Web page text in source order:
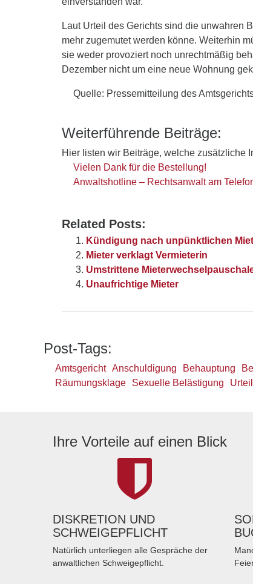
Laut Urteil des Gerichts sind die unwahren
mehr zugemutet werden könne. Weiterhin
sie weder provoziert noch unrechtmäßig
Dezember nicht um eine neue Wohnung
Quelle: Pressemitteilung des
Weiterführende Beiträge:
Hier listen wir Beiträge, welche zusätzliche
Vielen Dank für die Bestellung!
Anwaltshotline – Rechtsanwalt am
Related Posts:
Kündigung nach unpünktlichen
Mieter verklagt Vermieterin
Umstrittene
Unaufrichtige Mieter
Post-Tags:
Amtsgericht Anschuldigung Behauptung
Räumungsklage
Sexuelle Belästigung Urteil
Ihre Vorteile auf einen Blick
DISKRETION UND
SCHWEIGEPFLICHT
Natürlich unterliegen alle Gespräche der
anwaltlichen Schweigepflicht.